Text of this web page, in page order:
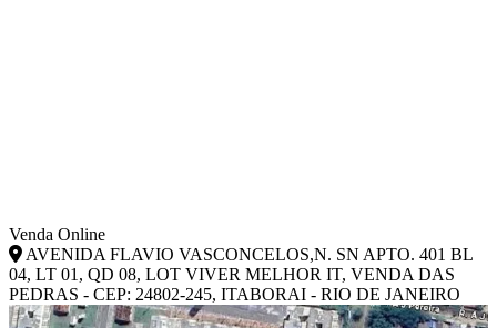
Venda Online
AVENIDA FLAVIO VASCONCELOS,N. SN APTO. 401 BL
04, LT 01, QD 08, LOT VIVER MELHOR IT, VENDA DAS
PEDRAS - CEP: 24802-245, ITABORAI - RIO DE JANEIRO